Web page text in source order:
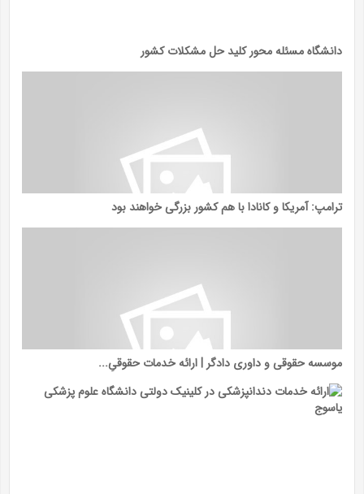
دانشگاه مسئله محور کلید حل مشکلات کشور
ترامپ: آمریکا و کانادا با هم کشور بزرگی خواهند بود
موسسه حقوقی و داوری دادگر | ارائه خدمات حقوقیِ...